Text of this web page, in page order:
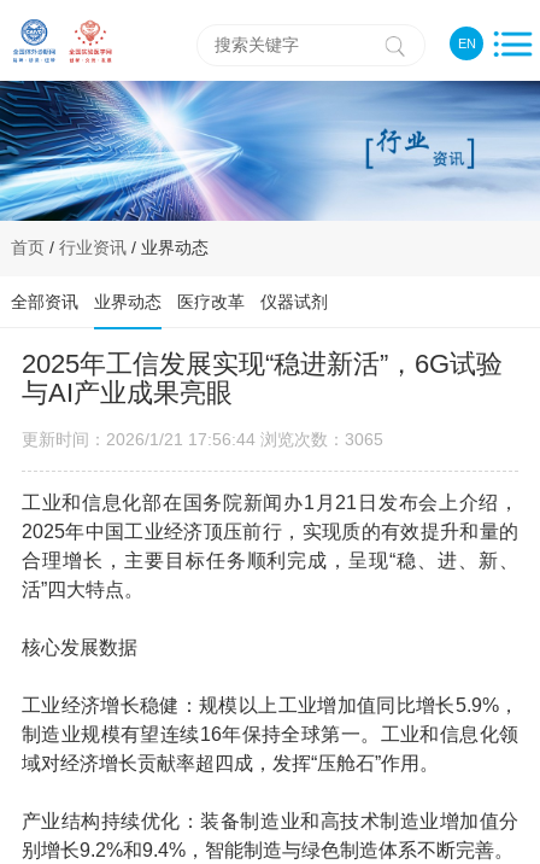
EN
首页/ 行业资讯/ 业界动态
全部资讯 业界动态 医疗改革 仪器试剂
2025年工信发展实现“稳进新活”，6G试验
与AI产业成果亮眼
更新时间：2026/1/21 17:56:44 浏览次数：3065
工业和信息化部在国务院新闻办1月21日发布会上介绍，
2025年中国工业经济顶压前行，实现质的有效提升和量的
合理增长，主要目标任务顺利完成，呈现“稳、进、新、
活”四大特点。
核心发展数据
工业经济增长稳健：规模以上工业增加值同比增长5.9%，
制造业规模有望连续16年保持全球第一。工业和信息化领
域对经济增长贡献率超四成，发挥“压舱石”作用。
产业结构持续优化：装备制造业和高技术制造业增加值分
别增长9.2%和9.4%，智能制造与绿色制造体系不断完善。